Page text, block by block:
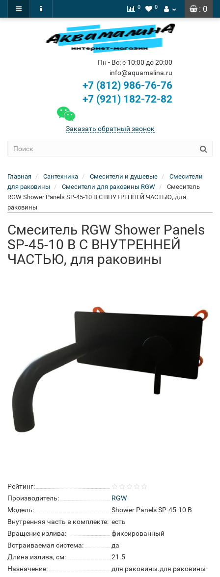
: 0
0 0
Пн - Вс: с 10:00 до 20:00
info@aquamalina.ru
+7 (812) 986-76-76
+7 (921) 182-72-82
Заказать обратный звонок
Главная Сантехника Смесители и душевые
Смесители
для раковины
Смесители для раковины RGW
Смеситель
RGW Shower Panels SP-45-10 B С ВНУТРЕННЕЙ ЧАСТЬЮ, для
раковины
Смеситель RGW Shower Panels
SP-45-10 B С ВНУТРЕННЕЙ
ЧАСТЬЮ, для раковины
Рейтинг:
Производитель:
RGW
Модель:
Shower Panels SP-45-10 B
Внутренняя часть в комплекте: есть
Вращение излива:
фиксированный
Встраиваемая система:
да
Длина излива, см:
21.5
Назначение:
для раковины.для раковины-